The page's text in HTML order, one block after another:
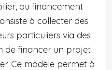
ou financement
à collecter des
particuliers via des
de financer un projet
Ce modèle permet à